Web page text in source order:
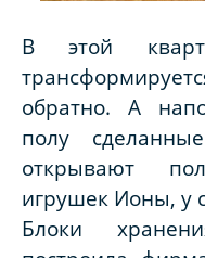
В этой
обратно. А
полу
открывают
игрушек Ионы, у
Блоки